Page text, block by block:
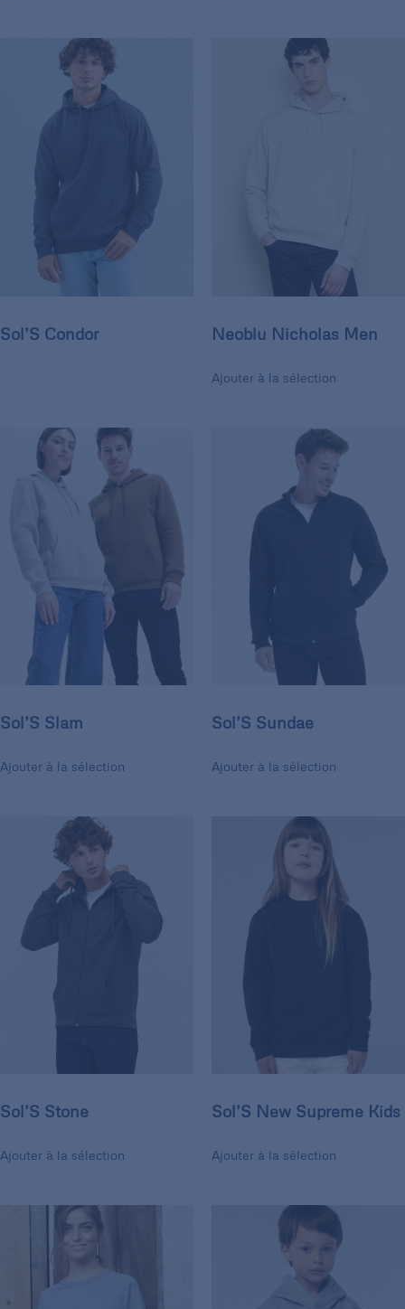
Sol’S Condor Neoblu Nicholas Men
Ajouter à la sélection
Sol’S Slam
Ajouter à la sélection
Sol’S Sundae
Ajouter à la sélection
Sol’S Stone
Ajouter à la sélection
Sol’S New Supreme Kids
Ajouter à la sélection